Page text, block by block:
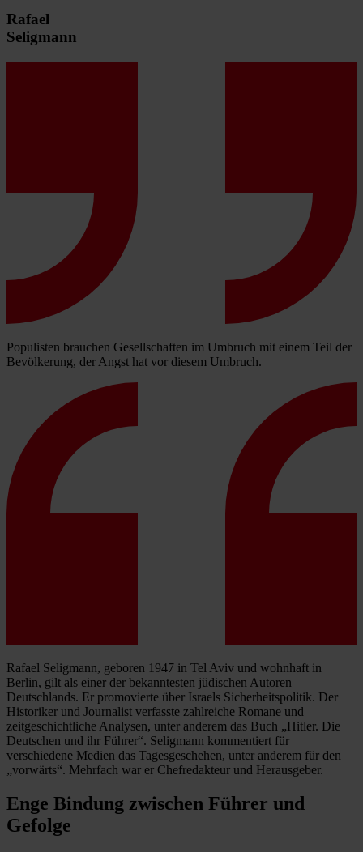
Rafael
Seligmann
Populisten brauchen Gesellschaften im Umbruch mit einem Teil der
Bevölkerung, der Angst hat vor diesem Umbruch.
Rafael Seligmann, geboren 1947 in Tel Aviv und wohnhaft in
Berlin, gilt als einer der bekanntesten jüdischen Autoren
Deutschlands. Er promovierte über Israels Sicherheitspolitik. Der
Historiker und Journalist verfasste zahlreiche Romane und
zeitgeschichtliche Analysen, unter anderem das Buch „Hitler. Die
Deutschen und ihr Führer“. Seligmann kommentiert für
verschiedene Medien das Tagesgeschehen, unter anderem für den
„vorwärts“. Mehrfach war er Chefredakteur und Herausgeber.
Enge Bindung zwischen Führer und
Gefolge